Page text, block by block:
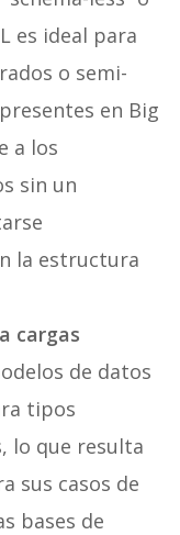
es ideal para
o semi-
en Big
a los
sin un
la estructura
cargas
de datos
tipos
lo que resulta
sus casos de
bases de